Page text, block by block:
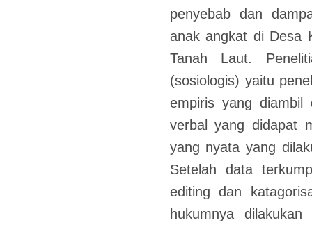
penyebab dan
anak angkat di Desa
Tanah Laut.
(sosiologis) yaitu
empiris yang diambil
verbal yang didapat
yang nyata yang
Setelah data
editing dan
hukumnya